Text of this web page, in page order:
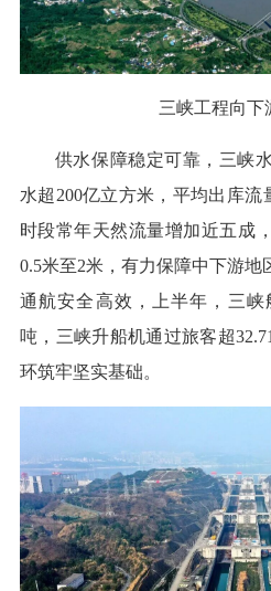
三峡工程向下
供水保障稳定可靠，三峡
水超200亿立方米，平均出库流
时段常年天然流量增加近五成
0.5米至2米，有力保障中下游地
通航安全高效，上半年，三峡
吨，三峡升船机通过旅客超
环筑牢坚实基础。